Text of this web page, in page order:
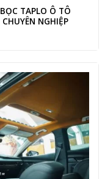
BỌC TAPLO Ô TÔ
CHUYÊN NGHIỆP